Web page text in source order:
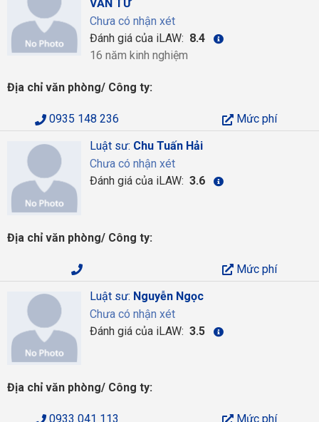
VĂN TỨ
Chưa có nhận xét
Đánh giá của iLAW: 8.4
16 năm kinh nghiệm
Địa chỉ văn phòng/ Công ty:
0935 148 236
Mức phí
Luật sư: Chu Tuấn Hải
Chưa có nhận xét
Đánh giá của iLAW: 3.6
Địa chỉ văn phòng/ Công ty:
Mức phí
Luật sư: Nguyễn Ngọc
Chưa có nhận xét
Đánh giá của iLAW: 3.5
Địa chỉ văn phòng/ Công ty:
0933 041 113 Mức phí